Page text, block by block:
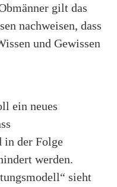
gilt das
nachweisen, dass
und Gewissen
ein neues
in der Folge
werden.
sieht